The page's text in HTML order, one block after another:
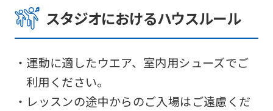
スタジオにおけるハウスルール
・運動に適したウエア、室内用シューズでご
利用ください。
・レッスンの途中からのご入場はご遠慮くだ
using
the